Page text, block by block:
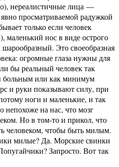
нереалистичные лица —
просматриваемой радужкой
только если человек
маленький нос в виде острого
Это своеобразная
огромные глаза нужны для
бы реальный человек так
больным или как минимум
и руки показывают силу, при
ноги и маленькие, и так
непохоже на нас, что мозг
Но в том-то и прикол, что
человеком, чтобы быть милым.
милые? Да. Морские свинки
Запросто. Вот так